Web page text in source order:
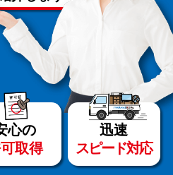
談所TOP
心の
取得
迅速
スピード対応